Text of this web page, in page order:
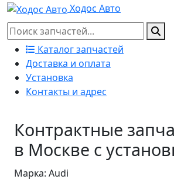
Ходос Авто
Каталог запчастей
Доставка и оплата
Установка
Контакты и адрес
Контрактные
в Москве с
Марка: Audi